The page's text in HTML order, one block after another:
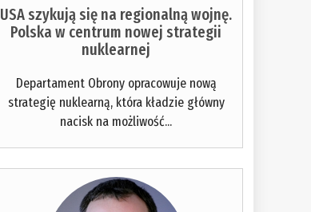
USA szykują się na regionalną wojnę.
Polska w centrum nowej strategii
nuklearnej
Departament Obrony opracowuje nową
strategię nuklearną, która kładzie główny
nacisk na możliwość...